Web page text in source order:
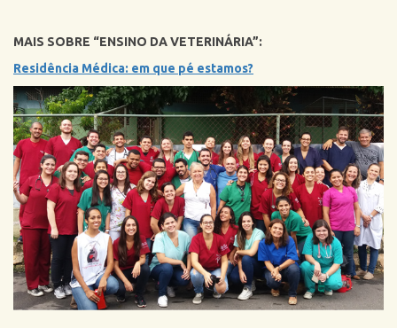
MAIS SOBRE “ENSINO DA VETERINÁRIA”:
Residência Médica: em que pé estamos?